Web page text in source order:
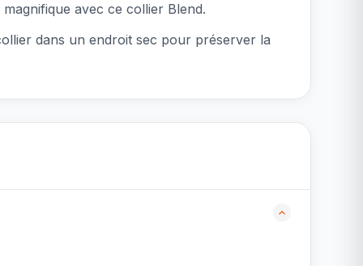
avec ce collier Blend.
dans un endroit sec pour préserver la